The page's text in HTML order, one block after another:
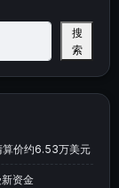
搜
索
算价约6.53万美元
资金